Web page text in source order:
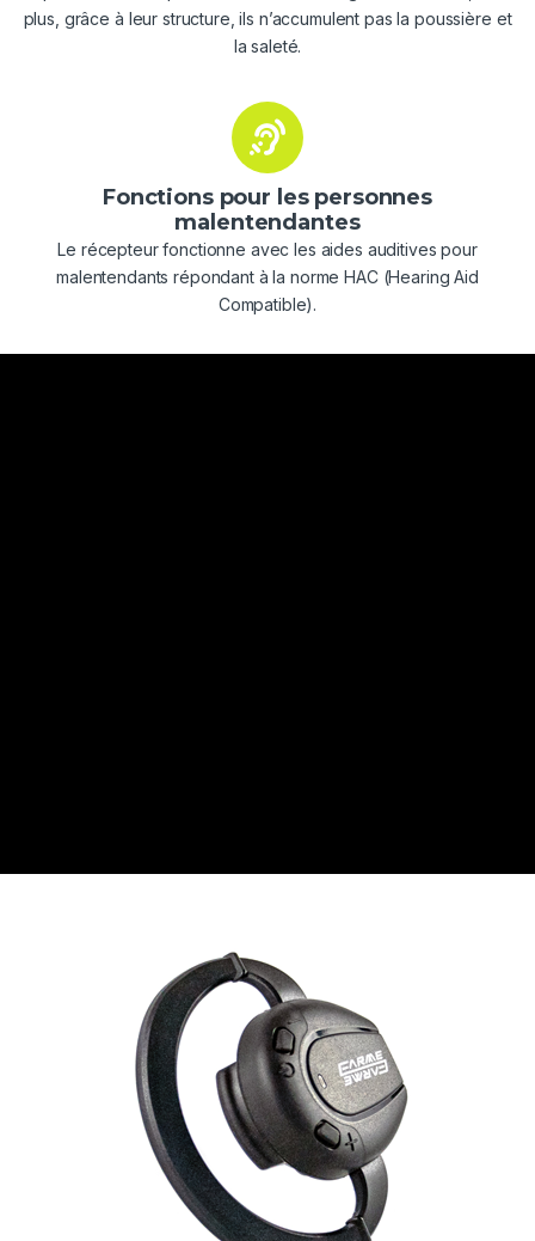
plus, grâce à leur structure, ils n’accumulent pas la poussière et
la saleté.
Fonctions pour les personnes
malentendantes
Le récepteur fonctionne avec les aides auditives pour
malentendants répondant à la norme HAC (Hearing Aid
Compatible).